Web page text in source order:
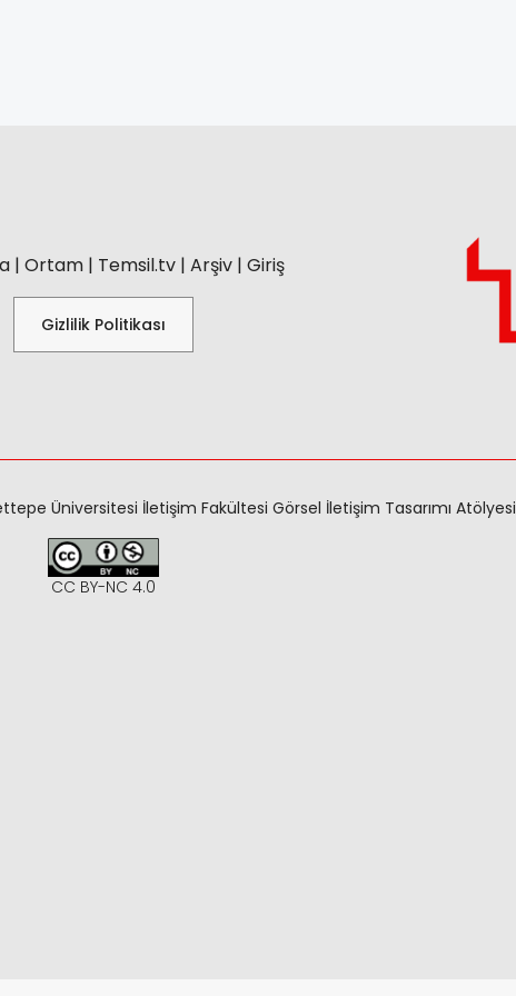
| Ortam| Temsil.tv| Arşiv| Giriş
Gizlilik Politikası
Üniversitesi İletişim Fakültesi Görsel İletişim Tasarımı Atölyesi
CC BY-NC 4.0